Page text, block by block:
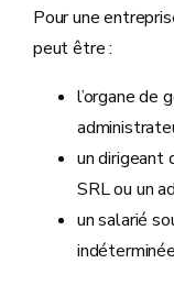
Pour une
peut être :
l’organe de
un dirigeant
SRL ou un
un salarié